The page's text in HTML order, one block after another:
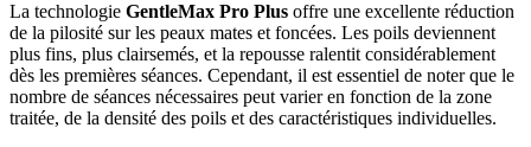
La technologie GentleMax Pro Plus offre une excellente réduction
de la pilosité sur les peaux mates et foncées. Les poils deviennent
plus fins, plus clairsemés, et la repousse ralentit considérablement
dès les premières séances. Cependant, il est essentiel de noter que le
nombre de séances nécessaires peut varier en fonction de la zone
traitée, de la densité des poils et des caractéristiques individuelles.